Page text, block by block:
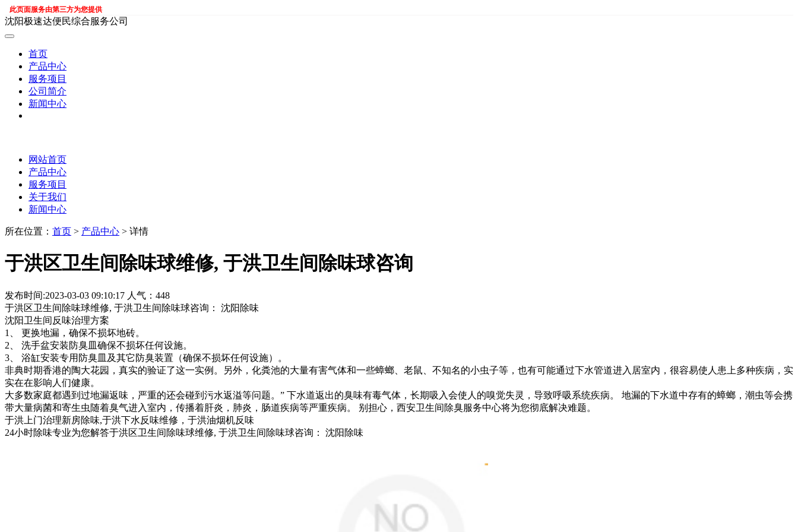
此页面服务由第三方为您提供
沈阳极速达便民综合服务公司
首页
产品中心
服务项目
公司简介
新闻中心
网站首页
产品中心
服务项目
关于我们
新闻中心
所在位置： 首页 > 产品中心 > 详情
于洪区卫生间除味球维修, 于洪卫生间除味球咨询
发布时间:2023-03-03 09:10:17 人气：448
于洪区卫生间除味球维修, 于洪卫生间除味球咨询：
沈阳除味
沈阳卫生间反味治理方案
1、 更换地漏，确保不损坏地砖。
2、 洗手盆安装防臭皿确保不损坏任何设施。
3、 浴缸安装专用防臭皿及其它防臭装置（确保不损坏任何设施）。
非典时期香港的陶大花园，真实的验证了这一实例。另外，化粪池的大量有害气体和一些蟑螂、老鼠、不知名的小虫子等，也有可能通过下水管道进入居室内，很容易使人患上多种疾病，实
实在在影响人们健康。
大多数家庭都遇到过地漏返味，严重的还会碰到污水返溢等问题。” 下水道返出的臭味有毒气体，长期吸入会使人的嗅觉失灵，导致呼吸系统疾病。 地漏的下水道中存有的蟑螂，潮虫等会携
带大量病菌和寄生虫随着臭气进入室内，传播着肝炎，肺炎，肠道疾病等严重疾病。 别担心，西安卫生间除臭服务中心将为您彻底解决难题。
于洪上门治理新房除味,于洪下水反味维修，于洪油烟机反味
24小时除味专业为您解答于洪区卫生间除味球维修, 于洪卫生间除味球咨询： 沈阳除味